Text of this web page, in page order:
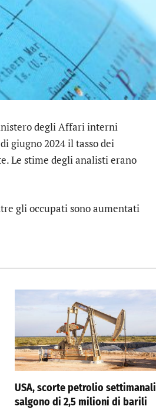
degli Affari interni
giugno 2024 il tasso dei
Le stime degli analisti erano
gli occupati sono aumentati
USA, scorte petrolio settimanali
salgono di 2,5 milioni di barili